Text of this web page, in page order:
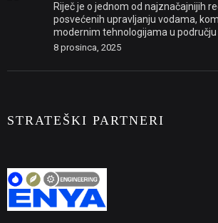
Riječ je o jednom od najznačajnijih
posvećenih upravljanju vodama,
modernim tehnologijama u području
8 prosinca, 2025
STRATEŠKI PARTNERI